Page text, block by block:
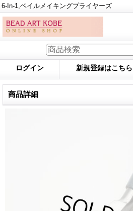
6-In-1,ベイルメイキングプライヤーズ
ログイン 新規登録はこちら
商品詳細